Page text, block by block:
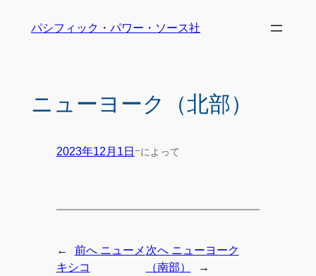
パシフィック・パワー・ソース社
ニューヨーク（北部）
2023年12月1日 -によって
← 前へ ニューメ
キシコ
次へ ニューヨーク
（南部）
→